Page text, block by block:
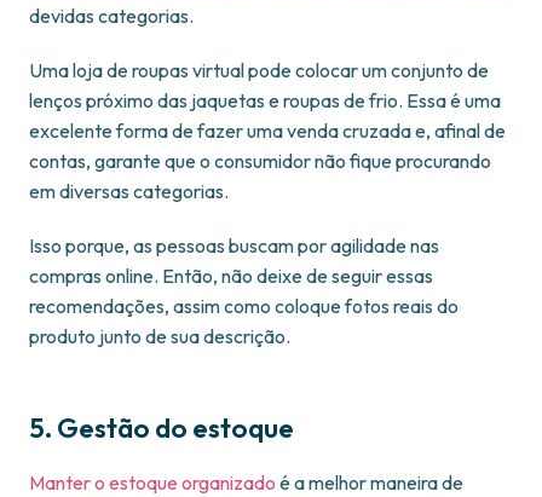
devidas categorias.
Uma loja de roupas virtual pode colocar um conjunto de
lenços próximo das jaquetas e roupas de frio. Essa é uma
excelente forma de fazer uma venda cruzada e, afinal de
contas, garante que o consumidor não fique procurando
em diversas categorias.
Isso porque, as pessoas buscam por agilidade nas
compras online. Então, não deixe de seguir essas
recomendações, assim como coloque fotos reais do
produto junto de sua descrição.
5. Gestão do estoque
Manter o estoque organizado é a melhor maneira de